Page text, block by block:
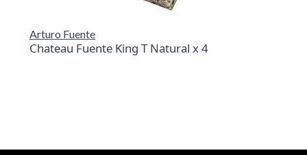
Arturo Fuente
Chateau Fuente King T Natural x 4